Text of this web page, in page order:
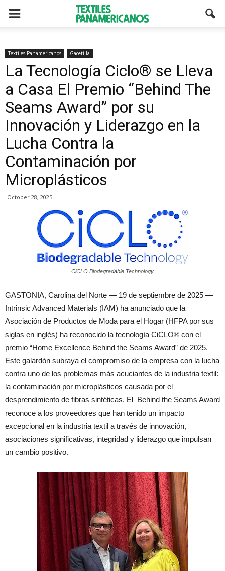
Textiles Panamericanos Gacetilla
La Tecnología Ciclo® se Lleva
a Casa El Premio “Behind The
Seams Award” por su
Innovación y Liderazgo en la
Lucha Contra la
Contaminación por
Microplásticos
October 28, 2025
CiCLO Biodegradable Technology
GASTONIA, Carolina del Norte — 19 de septiembre de 2025 —
Intrinsic Advanced Materials (IAM) ha anunciado que la
Asociación de Productos de Moda para el Hogar (HFPA por sus
siglas en inglés) ha reconocido la tecnología CiCLO® con el
premio “Home Excellence Behind the Seams Award” de 2025.
Este galardón subraya el compromiso de la empresa con la lucha
contra uno de los problemas más acuciantes de la industria textil:
la contaminación por microplásticos causada por el
desprendimiento de fibras sintéticas. El Behind the Seams Award
reconoce a los proveedores que han tenido un impacto
excepcional en la industria textil a través de innovación,
asociaciones significativas, integridad y liderazgo que impulsan
un cambio positivo.